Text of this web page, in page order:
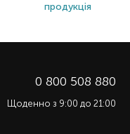
продукція
0 800 508 880
Щоденно з 9:00 до 21:00